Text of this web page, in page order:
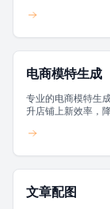
电商模特生成
专业的电商模特生
升店铺上新效率，
文章配图